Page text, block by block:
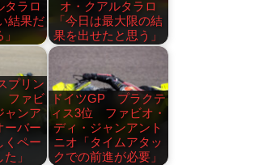
タラロ
結果だ
オ・クアルタラロ
「今日は最大限の結
果を出せたと思う」
プリン
ファビ
ャンア
ーバー
くペー
」
ドイツGP プラクテ
ィス3位 ファビオ・
ディ・ジャンアント
ニオ「タイムアタッ
クでの前進が必要」